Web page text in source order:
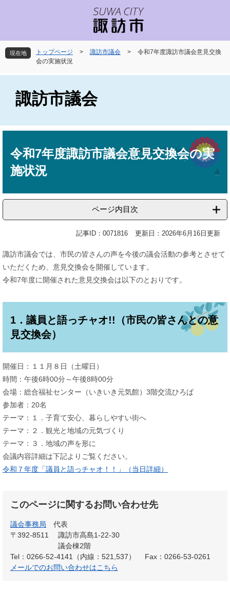
先
頭
を
飛
へ
現在地 トップページ > 諏訪市議会 >
令和7年度諏訪市議会意見交換
会の実施状況
諏訪市議会
令和7年度諏訪市議会意見交換会の実
施状況
ページ内目次
記事ID：0071816 更新日：2026年6月16日更新
諏訪市議会では、市民の皆さんの声を今後の議会活動の参考とさせて
いただくため、意見交換会を開催しています。
令和7年度に開催された意見交換会は以下のとおりです。
1．議員と語っチャオ!!（市民の皆さんとの意
見交換会）
開催日：１１月８日（土曜日）
時間：午後6時00分～午後8時00分
会場：総合福祉センター（いきいき元気館）3階交流ひろば
参加者：20名
テーマ：１．子育て安心、暮らしやすい街へ
テーマ：２．観光と地域の元気づくり
テーマ：３．地域の声を形に
会議内容詳細は下記よりご覧ください。
令和７年度「議員と語っチャオ！！」（当日詳細）
このページに関するお問い合わせ先
議会事務局
代表
〒392-8511
諏訪市高島1-22-30
議会棟2階
Tel：0266-52-4141（内線：521,537）
Fax：0266-53-0261
メールでのお問い合わせはこちら